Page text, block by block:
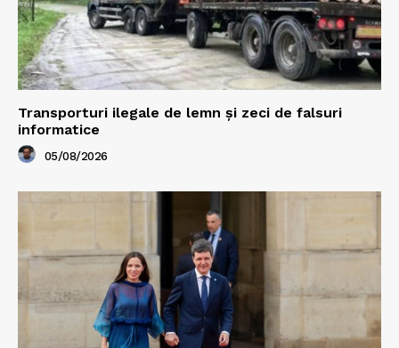
Transporturi ilegale de lemn și zeci de falsuri
informatice
05/08/2026